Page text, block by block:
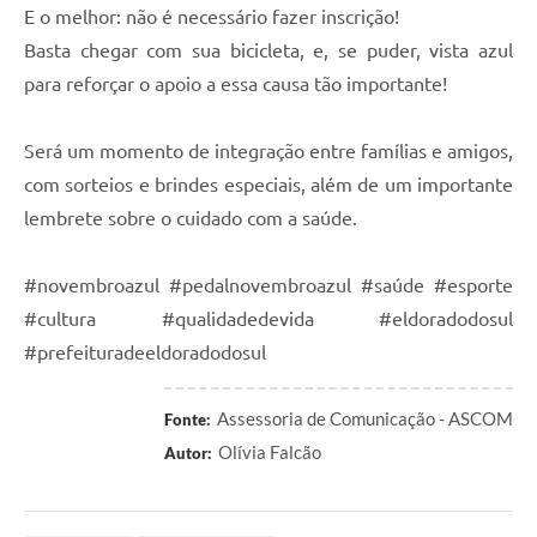
E o melhor: não é necessário fazer inscrição!
Basta chegar com sua bicicleta, e, se puder, vista azul
para reforçar o apoio a essa causa tão importante!
Será um momento de integração entre famílias e amigos,
com sorteios e brindes especiais, além de um importante
lembrete sobre o cuidado com a saúde.
#novembroazul #pedalnovembroazul #saúde #esporte
#cultura #qualidadedevida #eldoradodosul
#prefeituradeeldoradodosul
Fonte: Assessoria de Comunicação - ASCOM
Autor: Olívia Falcão